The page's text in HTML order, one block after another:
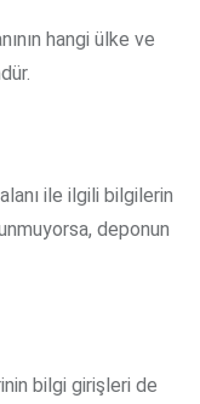
hangi ülke ve
ile ilgili bilgilerin
deponun
bilgi girişleri de